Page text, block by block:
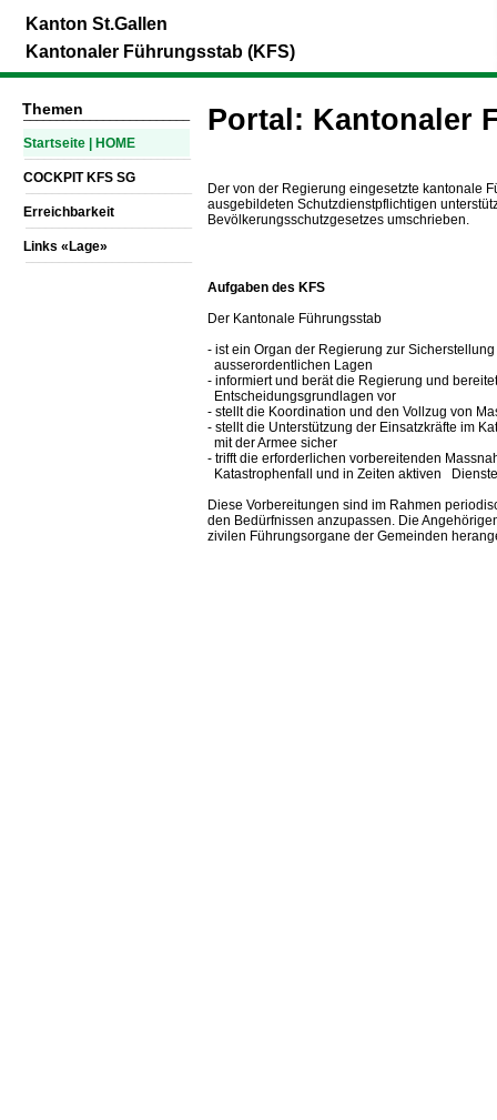
Aufgaben des KFS
Der Kantonale Führungsstab
- ist ein Organ der Regierung zur
ausserordentlichen Lagen
- informiert und berät die Regierung und
Entscheidungsgrundlagen vor
- stellt die Koordination und den Vollzug von
- stellt die Unterstützung der Einsatzkräfte im
mit der Armee sicher
- trifft die erforderlichen vorbereitenden
Katastrophenfall und in Zeiten aktiven
Diese Vorbereitungen sind im Rahmen
den Bedürfnissen anzupassen. Die
zivilen Führungsorgane der Gemeinden
Portal: Kantonaler
Der von der Regierung eingesetzte kantonale
ausgebildeten Schutzdienstpflichtigen
Bevölkerungsschutzgesetzes umschrieben.
COCKPIT KFS SG
_________________________
Links «Lage»
Erreichbarkeit
Startseite | HOME
_________________________
_________________________
Themen
Kantonaler Führungsstab (KFS)
Kanton St.Gallen